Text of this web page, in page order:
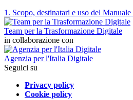
1. Scopo, destinatari e uso del
Team per la Trasformazione Digitale
in collaborazione con
Agenzia per l'Italia Digitale
Seguici su
Privacy policy
Cookie policy